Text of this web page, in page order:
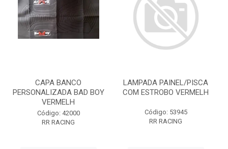
CAPA BANCO
PERSONALIZADA BAD BOY
VERMELH
Código: 42000
RR RACING
LAMPADA PAINEL/PISCA
COM ESTROBO VERMELH
Código: 53945
RR RACING